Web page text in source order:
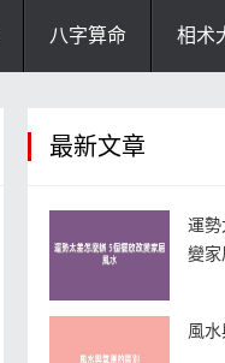
八字算命 相术
最新文章
運勢
變家
風水